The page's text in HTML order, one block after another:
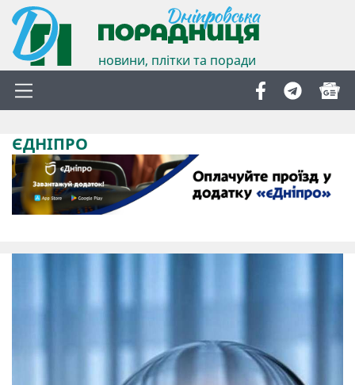
новини, плітки та поради
ЄДНІПРО